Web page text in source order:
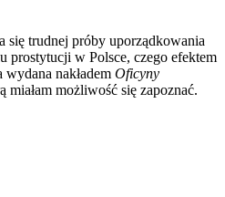
się trudnej próby uporządkowania
prostytucji w Polsce, czego efektem
wydana nakładem Oficyny
miałam możliwość się zapoznać.